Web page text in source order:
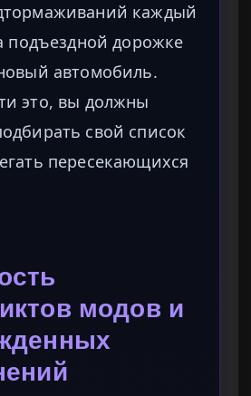
каждый
подъездной дорожке
автомобиль.
это, вы должны
свой список
пересекающихся
модов и